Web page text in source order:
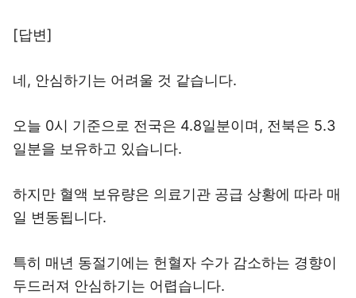
[답변]
네, 안심하기는 어려울 것 같습니다.
오늘 0시 기준으로 전국은 4.8일분이며, 전북은 5.3
일분을 보유하고 있습니다.
하지만 혈액 보유량은 의료기관 공급 상황에 따라 매
일 변동됩니다.
특히 매년 동절기에는 헌혈자 수가 감소하는 경향이
두드러져 안심하기는 어렵습니다.